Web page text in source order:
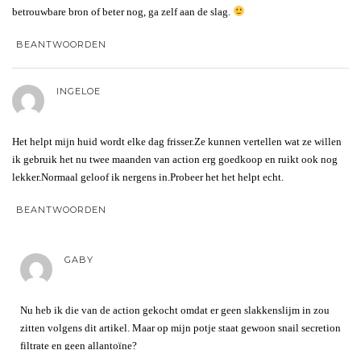
betrouwbare bron of beter nog, ga zelf aan de slag.
BEANTWOORDEN
INGELOE
Het helpt mijn huid wordt elke dag frisser.Ze kunnen vertellen wat ze willen
ik gebruik het nu twee maanden van action erg goedkoop en ruikt ook nog
lekker.Normaal geloof ik nergens in.Probeer het het helpt echt.
BEANTWOORDEN
GABY
Nu heb ik die van de action gekocht omdat er geen slakkenslijm in zou
zitten volgens dit artikel. Maar op mijn potje staat gewoon snail secretion
filtrate en geen allantoïne?